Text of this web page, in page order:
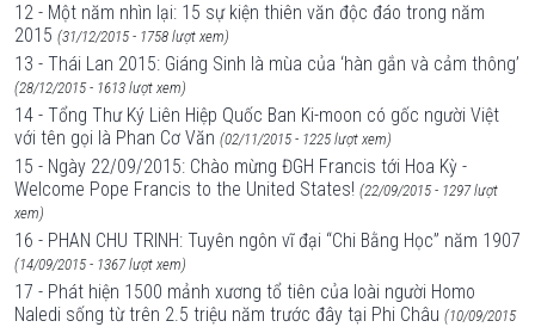
12 - Một năm nhìn lại: 15 sự kiện thiên văn độc đáo trong năm
2015 (31/12/2015 - 1758 lượt xem)
13 - Thái Lan 2015: Giáng Sinh là mùa của ‘hàn gắn và cảm thông’
(28/12/2015 - 1613 lượt xem)
14 - Tổng Thư Ký Liên Hiệp Quốc Ban Ki-moon có gốc người Việt
với tên gọi là Phan Cơ Văn (02/11/2015 - 1225 lượt xem)
15 - Ngày 22/09/2015: Chào mừng ĐGH Francis tới Hoa Kỳ -
Welcome Pope Francis to the United States! (22/09/2015 - 1297 lượt
xem)
16 - PHAN CHU TRINH: Tuyên ngôn vĩ đại “Chi Bằng Học” năm 1907
(14/09/2015 - 1367 lượt xem)
17 - Phát hiện 1500 mảnh xương tổ tiên của loài người Homo
Naledi sống từ trên 2.5 triệu năm trước đây tại Phi Châu (10/09/2015